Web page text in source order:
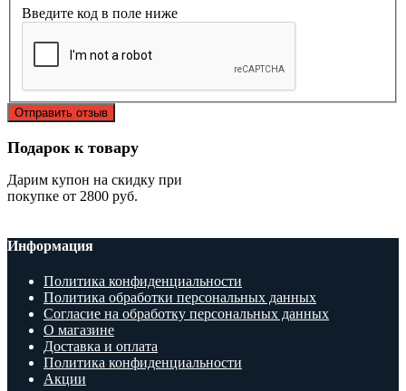
Введите код в поле ниже
Отправить отзыв
Подарок к товару
Дарим купон на скидку при
покупке от 2800 руб.
Информация
Политика конфиденциальности
Политика обработки персональных данных
Согласие на обработку персональных данных
О магазине
Доставка и оплата
Политика конфиденциальности
Акции